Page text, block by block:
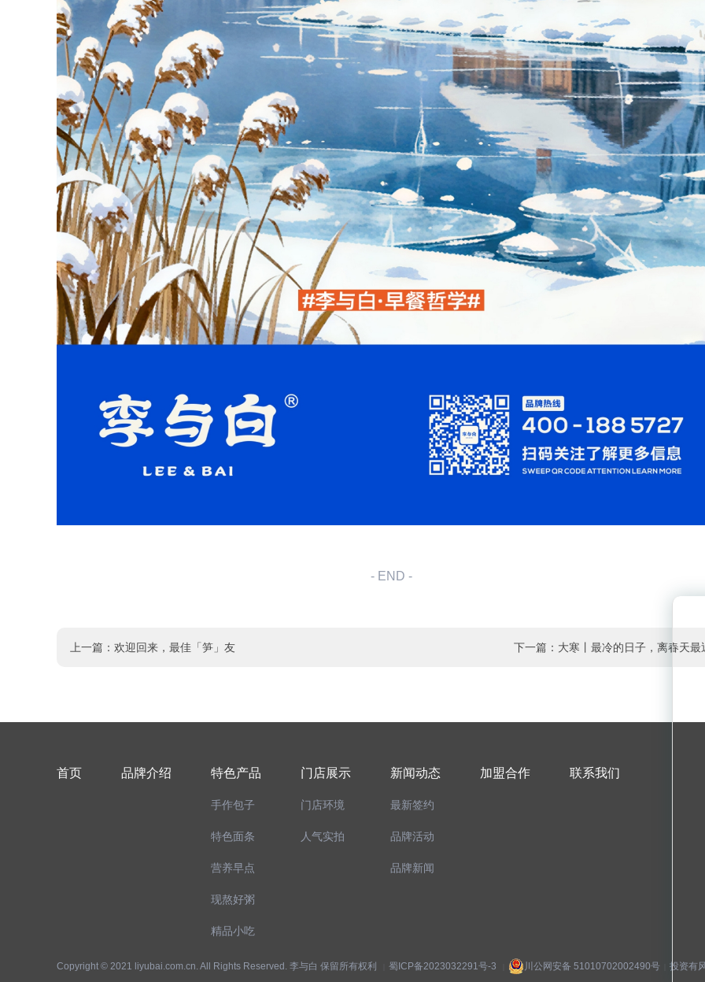
上一篇： 欢迎回来，最佳「笋」友 下一篇： 大寒丨最冷的日子，离春天最
首页 品牌介绍 特色产品
手作包子
特色面条
营养早点
现熬好粥
精品小吃
门店展示
门店环境
人气实拍
新闻动态
最新签约
品牌活动
品牌新闻
加盟合作 联系我们
Copyright © 2021 liyubai.com.cn. All Rights Reserved. 李与白 保留所有权利 蜀ICP备2023032291号-3 川公网安备 51010702002490号 投资有